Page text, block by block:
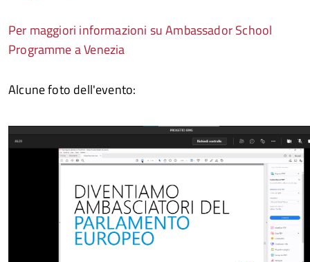
Per maggiori informazioni su Ambassador School
Programme a Venezia
Alcune foto dell'evento: